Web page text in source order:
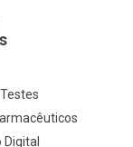
Digital